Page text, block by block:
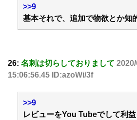
>>9
基本それで、追加で物欲とか知
26: 名刺は切らしておりまして
15:06:56.45 ID:azoWi/3f
>>9
レビューをYou Tubeでして利